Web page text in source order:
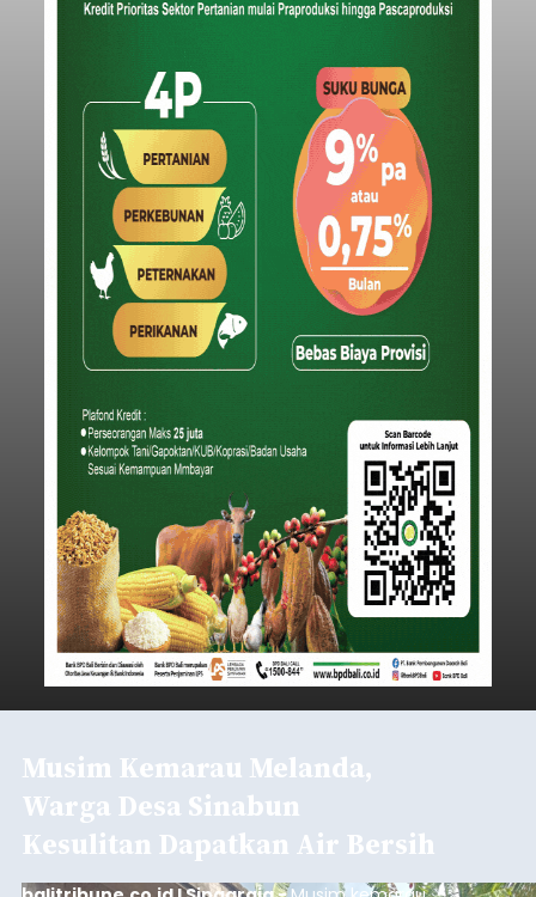
Musim Kemarau Melanda,
Warga Desa Sinabun
Kesulitan Dapatkan Air Bersih